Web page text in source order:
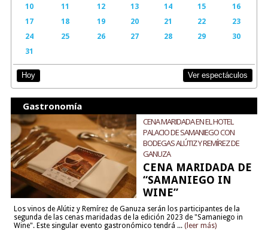
10
11 12 13 14 15
16
17
18 19 20 21 22
23
24
25 26 27 28 29
30
31
Hoy Ver espectáculos
Gastronomía
CENA MARIDADA EN EL HOTEL
PALACIO DE SAMANIEGO CON
BODEGAS ALÚTIZ Y REMÍREZ DE
GANUZA
CENA MARIDADA DE
“SAMANIEGO IN
WINE”
Los vinos de Alútiz y Remírez de Ganuza serán los participantes de la
segunda de las cenas maridadas de la edición 2023 de "Samaniego in
Wine". Este singular evento gastronómico tendrá ... (leer más)